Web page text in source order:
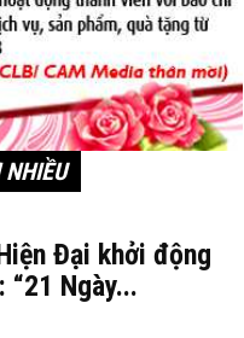
Đại khởi động
Ngày...